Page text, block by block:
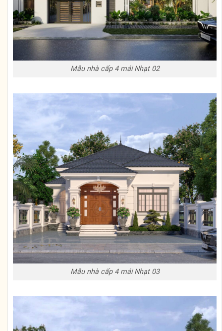
Mẫu nhà cấp 4 mái Nhạt 02
Mẫu nhà cấp 4 mái Nhạt 03